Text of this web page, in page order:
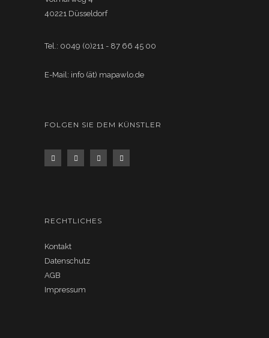
40221 Düsseldorf
Tel.: 0049 (0)211 - 87 66 45 00
E-Mail: info (ät) mapawlo.de
FOLGEN SIE DEM KÜNSTLER
RECHTLICHES
Kontakt
Datenschutz
AGB
Impressum